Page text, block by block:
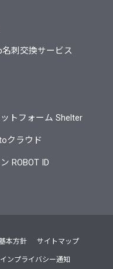
名刺交換サービス
トフォーム Shelter
クラウド
ROBOT ID
本方針 サイトマップ
ンプライバシー通知